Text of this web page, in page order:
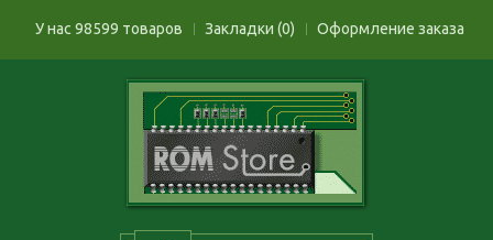
У нас 98599 товаров Закладки (0) Оформление заказа